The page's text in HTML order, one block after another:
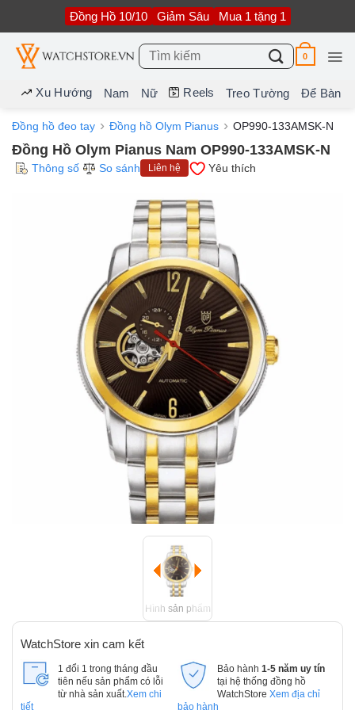
nội
dung
Đồng Hồ 10/10 Giảm Sâu Mua 1 tặng 1
Tìm
kiếm:
0
Xu Hướng Nam Nữ Reels Treo Tường Để Bàn
Đồng hồ đeo tay Đồng hồ Olym Pianus OP990-133AMSK-N
Đồng Hồ Olym Pianus Nam OP990-133AMSK-N
Thông số So sánh Liên hệ Yêu thích
Hình sản phẩm
WatchStore xin cam kết
1 đổi 1 trong tháng đầu
tiên nếu sản phẩm có lỗi
từ nhà sản xuất. Xem chi
tiết
Bảo hành 1-5 năm uy tín
tại hệ thống đồng hồ
WatchStore Xem địa chỉ
bảo hành